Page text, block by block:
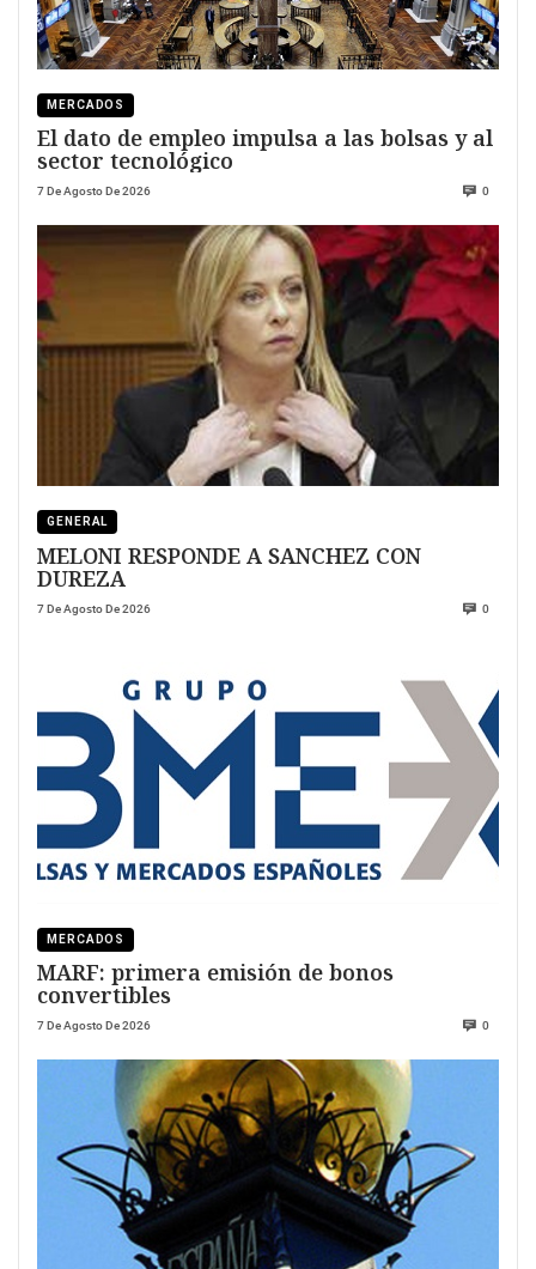
MERCADOS
El dato de empleo impulsa a las bolsas y al
sector tecnológico
7 De Agosto De 2026 0
GENERAL
MELONI RESPONDE A SANCHEZ CON
DUREZA
7 De Agosto De 2026 0
MERCADOS
MARF: primera emisión de bonos
convertibles
7 De Agosto De 2026 0